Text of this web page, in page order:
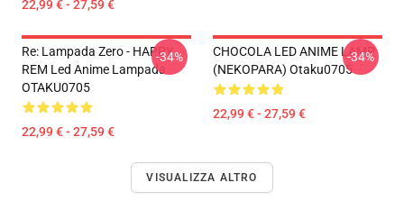
22,99 € - 27,59 €
Re: Lampada Zero - HAPPY
REM Led Anime Lampada
OTAKU0705
22,99 € - 27,59 €
-34%
CHOCOLA LED ANIME LAMP
(NEKOPARA) Otaku0705
22,99 € - 27,59 €
-34%
VISUALIZZA ALTRO